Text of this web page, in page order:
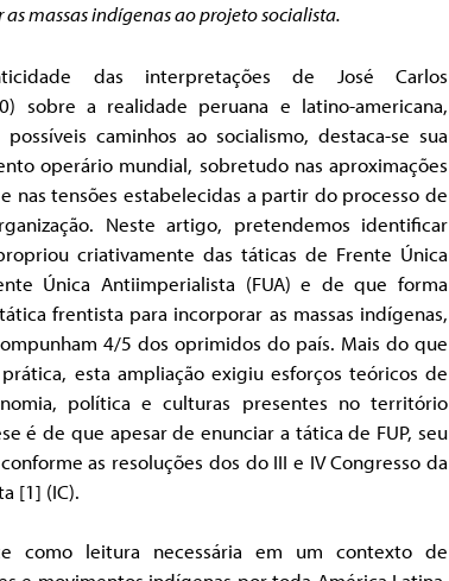
massasindígenas ao projeto socialista.
das interpretações de José Carlos
sobre a realidade peruana e latino-americana,
caminhos ao socialismo, destaca-se sua
operário mundial, sobretudo nas aproximações
nas tensões estabelecidas a partir do processo de
Neste artigo, pretendemos identificar
criativamente das táticas de Frente Única
Única Antiimperialista (FUA) e de que forma
frentista para incorporar as massas indígenas,
4/5 dos oprimidos do país. Mais do que
esta ampliação exigiu esforços teóricos de
política e culturas presentes no território
é de que apesar de enunciar a tática de FUP, seu
as resoluções dos do III e IV Congresso da
[1] (IC).
como leitura necessária em um contexto de